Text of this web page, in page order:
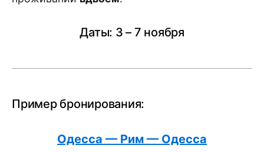
Даты: 3 – 7 ноября
Пример бронирования:
Одесса — Рим — Одесса